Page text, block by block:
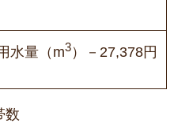
水量（m3）－27,378円
数